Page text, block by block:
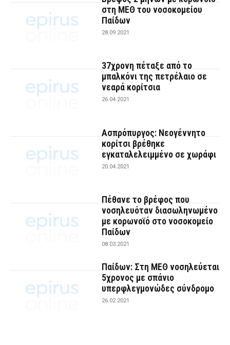
στη ΜΕΘ του νοσοκομείου
Παίδων
28.09.2021
37χρονη πέταξε από το
μπαλκόνι της πετρέλαιο σε
νεαρά κορίτσια
26.04.2021
Ασπρόπυργος: Νεογέννητο
κορίτσι βρέθηκε
εγκαταλελειμμένο σε χωράφι
20.04.2021
Πέθανε το βρέφος που
νοσηλευόταν διασωληνωμένο
με κορωνοϊό στο νοσοκομείο
Παίδων
08.03.2021
Παίδων: Στη ΜΕΘ νοσηλεύεται
5χρονος με σπάνιο
υπερφλεγμονώδες σύνδρομο
26.02.2021